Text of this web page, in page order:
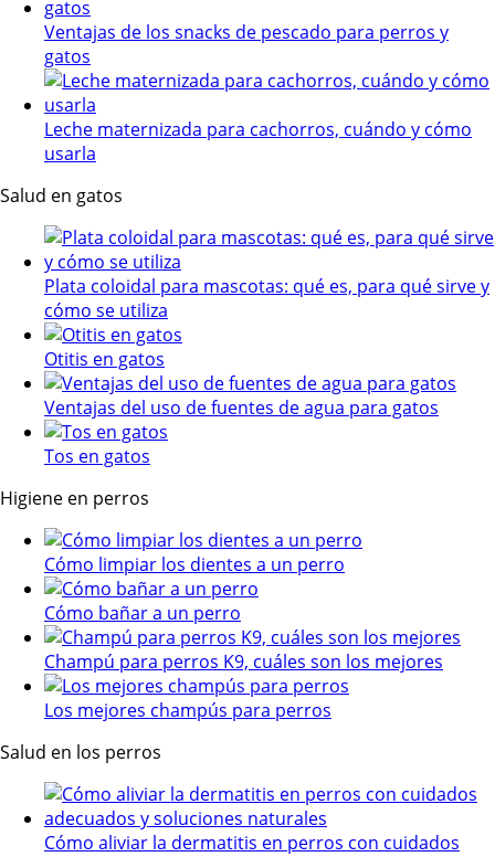
Ventajas de los snacks de pescado para perros y
gatos
Leche maternizada para cachorros, cuándo y cómo
usarla
Salud en gatos
Plata coloidal para mascotas: qué es, para qué sirve y
cómo se utiliza
Otitis en gatos
Ventajas del uso de fuentes de agua para gatos
Tos en gatos
Higiene en perros
Cómo limpiar los dientes a un perro
Cómo bañar a un perro
Champú para perros K9, cuáles son los mejores
Los mejores champús para perros
Salud en los perros
Cómo aliviar la dermatitis en perros con cuidados